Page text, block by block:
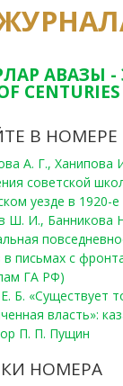
АВАЗЫ -
В НОМЕРЕ
А. Г.,
советской
уезде в 1920-е
Ш. И., Банникова
в письмах с
ГА РФ)
Б. «Существует
власть»:
П. П. Пущин
НОМЕРА